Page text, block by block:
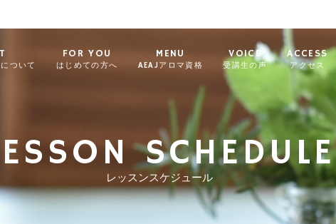
ついて
FOR YOU
はじめての方へ
MENU
AEAJアロマ資格
VOICE
受講生の声
ACCESS
アクセス
SCHEDULE
レッスンスケジュール